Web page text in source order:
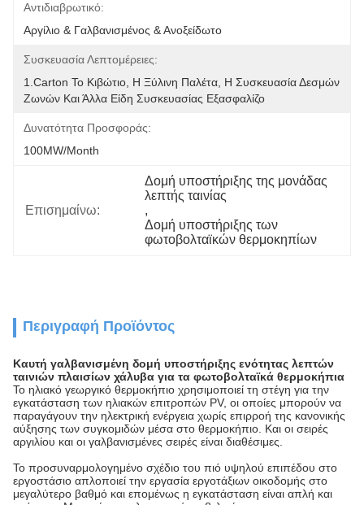
Αντιδιαβρωτικό:
Αργίλιο & Γαλβανισμένος & Ανοξείδωτο
Συσκευασία Λεπτομέρειες:
1.Carton Το Κιβώτιο, Η Ξύλινη Παλέτα, Η Συσκευασία Δεσμών
Ζωνών Και Άλλα Είδη Συσκευασίας Εξασφαλίζο
Δυνατότητα Προσφοράς:
100MW/month
Επισημαίνω:
Δομή υποστήριξης της μονάδας
λεπτής ταινίας
,
Δομή υποστήριξης των
φωτοβολταϊκών θερμοκηπίων
Περιγραφή Προϊόντος
Καυτή γαλβανισμένη δομή υποστήριξης ενότητας λεπτών
ταινιών πλαισίων χάλυβα για τα φωτοβολταϊκά θερμοκήπια
Το ηλιακό γεωργικό θερμοκήπιο χρησιμοποιεί τη στέγη για την
εγκατάσταση των ηλιακών επιτροπών PV, οι οποίες μπορούν να
παραγάγουν την ηλεκτρική ενέργεια χωρίς επιρροή της κανονικής
αύξησης των συγκομιδών μέσα στο θερμοκήπιο. Και οι σειρές
αργιλίου και οι γαλβανισμένες σειρές είναι διαθέσιμες.
Το προσυναρμολογημένο σχέδιο του πιό υψηλού επιπέδου στο
εργοστάσιο απλοποιεί την εργασία εργοτάξιων οικοδομής στο
μεγαλύτερο βαθμό και επομένως η εγκατάσταση είναι απλή και